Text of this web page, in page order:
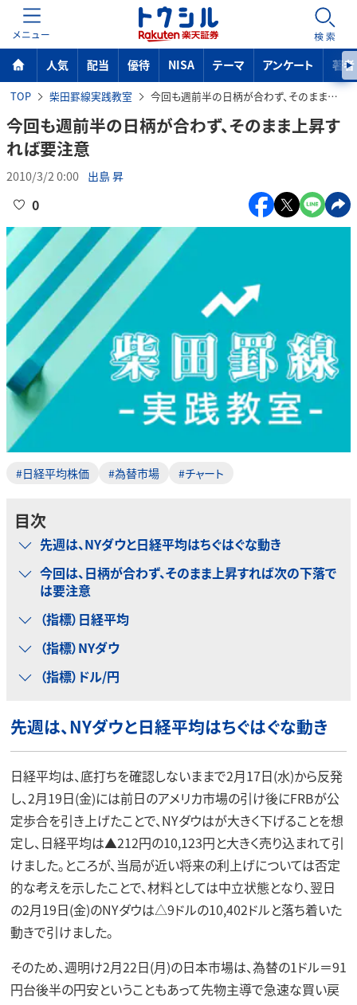
MENU 検索
人気 配当 優待 NISA テーマ アンケート 著者
TOP 柴田罫線実践教室 今回も週前半の日柄が合わず、そのまま上昇すれば要注意
今回も週前半の日柄が合わず、そのまま上昇す
れば要注意
2010/3/2 0:00 出島 昇
0
#日経平均株価 #為替市場 #チャート
目次
先週は、NYダウと日経平均はちぐはぐな動き
今回は、日柄が合わず、そのまま上昇すれば次の下落で
は要注意
（指標）日経平均
（指標）NYダウ
（指標）ドル/円
先週は、NYダウと日経平均はちぐはぐな動き
日経平均は、底打ちを確認しないままで2月17日(水)から反発
し、2月19日(金)には前日のアメリカ市場の引け後にFRBが公
定歩合を引き上げたことで、NYダウはが大きく下げることを想
定し、日経平均は▲212円の10,123円と大きく売り込まれて引
けました。ところが、当局が近い将来の利上げについては否定
的な考えを示したことで、材料としては中立状態となり、翌日
の2月19日(金)のNYダウは△9ドルの10,402ドルと落ち着いた
動きで引けました。
そのため、週明け2月22日(月)の日本市場は、為替の1ドル＝91
円台後半の円安ということもあって先物主導で急速な買い戻